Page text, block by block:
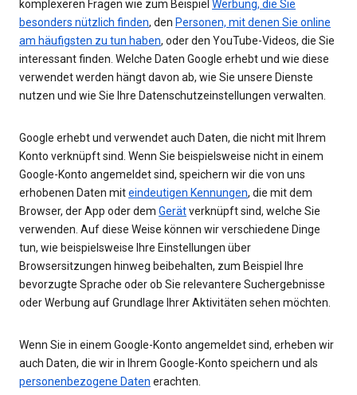
komplexeren Fragen wie zum Beispiel Werbung, die Sie
besonders nützlich finden, den Personen, mit denen Sie online
am häufigsten zu tun haben, oder den YouTube-Videos, die Sie
interessant finden. Welche Daten Google erhebt und wie diese
verwendet werden hängt davon ab, wie Sie unsere Dienste
nutzen und wie Sie Ihre Datenschutzeinstellungen verwalten.
Google erhebt und verwendet auch Daten, die nicht mit Ihrem
Konto verknüpft sind. Wenn Sie beispielsweise nicht in einem
Google-Konto angemeldet sind, speichern wir die von uns
erhobenen Daten miteindeutigen Kennungen, die mit dem
Browser, der App oder dem Gerätverknüpft sind, welche Sie
verwenden. Auf diese Weise können wir verschiedene Dinge
tun, wie beispielsweise Ihre Einstellungen über
Browsersitzungen hinweg beibehalten, zum Beispiel Ihre
bevorzugte Sprache oder ob Sie relevantere Suchergebnisse
oder Werbung auf Grundlage Ihrer Aktivitäten sehen möchten.
Wenn Sie in einem Google-Konto angemeldet sind, erheben wir
auch Daten, die wir in Ihrem Google-Konto speichern und als
personenbezogene Daten erachten.